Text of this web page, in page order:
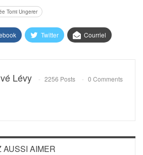
Tomi Ungerer
Twitter Courriel
Lévy 2256 Posts 0 Comments
AUSSI AIMER